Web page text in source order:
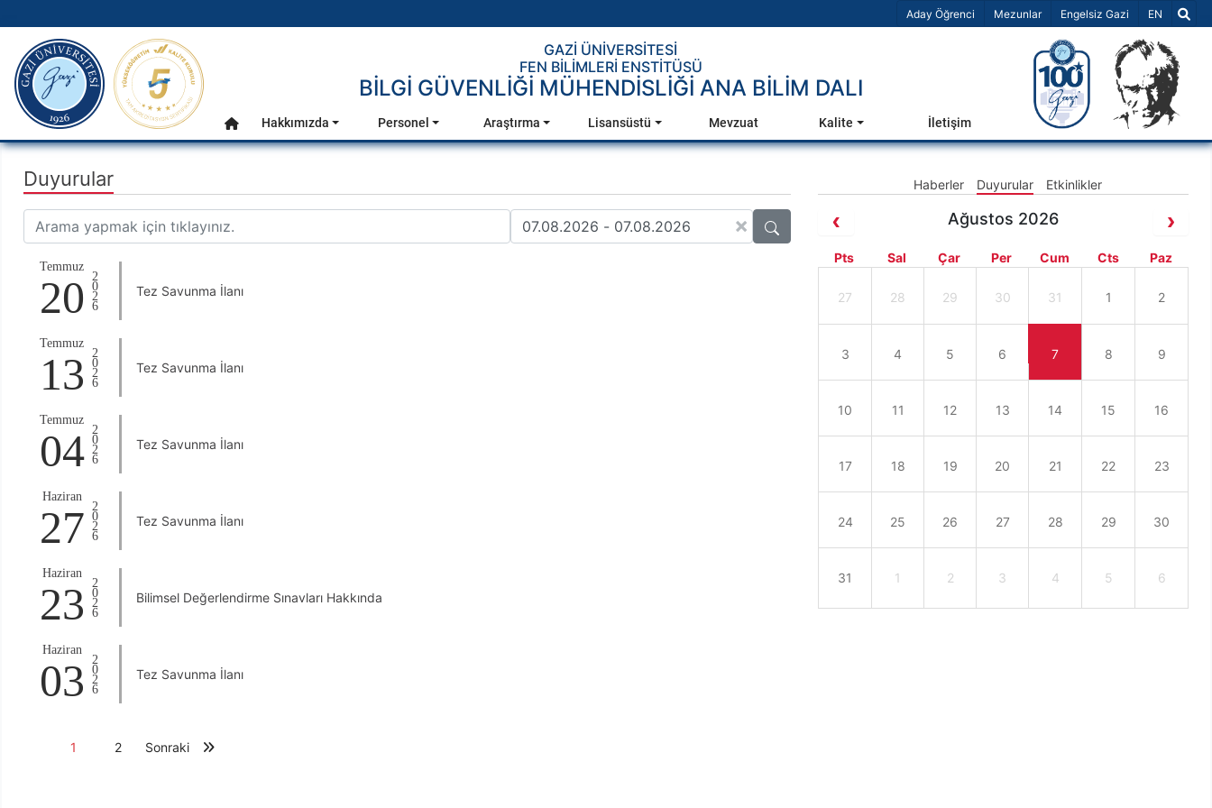
Aday Öğrenci Mezunlar Engelsiz Gazi Dil Seçiniz
EN
Ana Menü
gazi.edu.tr
GAZİ ÜNİVERSİTESİ
FEN BİLİMLERİ ENSTİTÜSÜ
BİLGİ GÜVENLİĞİ MÜHENDİSLİĞİ ANA BİLİM DALI
Anasayfa
Hakkımızda Personel Araştırma Lisansüstü Mevzuat Kalite İletişim
Duyurular
×
Temmuz
20 2026 Tez Savunma İlanı
Temmuz
13 2026 Tez Savunma İlanı
Temmuz
042026 Tez Savunma İlanı
Haziran
27 2026 Tez Savunma İlanı
Haziran
23 2026 Bilimsel Değerlendirme Sınavları Hakkında
Haziran
03 2026 Tez Savunma İlanı
1 2 Sonraki
Haberler Duyurular Etkinlikler
Ağustos 2026
Pts Sal Çar Per Cum Cts Paz
27 28 29 30 31 1 2
3 4 5 6 7 8 9
10 11 12 13 14 15 16
17 18 19 20 21 22 23
24 25 26 27 28 29 30
31 1 2 3 4 5 6